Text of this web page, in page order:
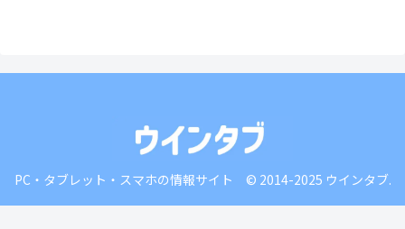
PC・タブレット・スマホの情報サイト © 2014-2025 ウインタブ.